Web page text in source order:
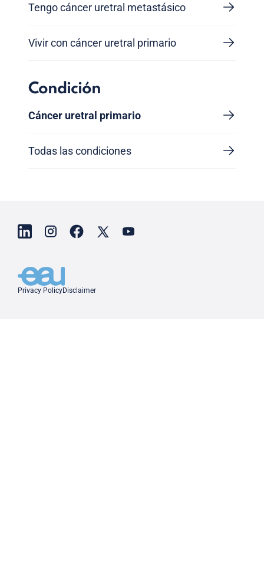
Tengo cáncer uretral metastásico
Vivir con cáncer uretral primario
Condición
Cáncer uretral primario
Todas las condiciones
Privacy PolicyDisclaimer